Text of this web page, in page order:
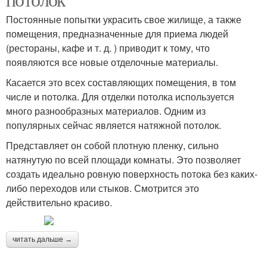
Постоянные попытки украсить свое жилище, а также
помещения, предназначенные для приема людей
(рестораны, кафе и т. д. ) приводит к тому, что
появляются все новые отделочные материалы.
Касается это всех составляющих помещения, в том
числе и потолка. Для отделки потолка используется
много разнообразных материалов. Одним из
популярных сейчас является натяжной потолок.
Представляет он собой плотную пленку, сильно
натянутую по всей площади комнаты. Это позволяет
создать идеально ровную поверхность потока без каких-
либо переходов или стыков. Смотрится это
действительно красиво.
читать дальше →